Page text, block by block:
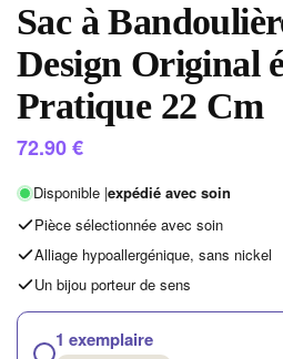
Sac à
Design Original
Pratique 22 Cm
72.90€
Disponible |expédié avec soin
Pièce sélectionnée avec soin
Alliage hypoallergénique, sans nickel
Un bijou porteur de sens
1 exemplaire